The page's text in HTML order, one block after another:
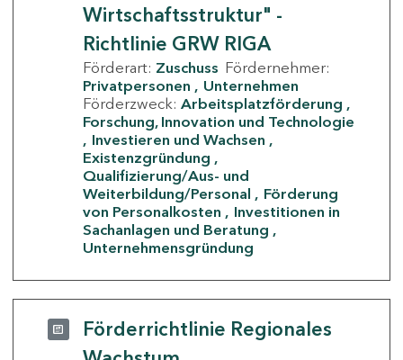
Wirtschaftsstruktur" -
Richtlinie GRW RIGA
Förderart: Zuschuss Fördernehmer:
Privatpersonen
Unternehmen
Förderzweck: Arbeitsplatzförderung
Forschung, Innovation und Technologie
Investieren und Wachsen
Existenzgründung
Qualifizierung/Aus- und
Weiterbildung/Personal
Förderung
von Personalkosten
Investitionen in
Sachanlagen und Beratung
Unternehmensgründung
Förderrichtlinie Regionales